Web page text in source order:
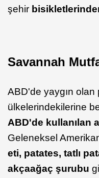
şehir
Savannah
ABD'de yaygın olan
ülkelerindekilerine
ABD'de kullanılan
Geleneksel
eti, patates, tatlı
akçaağaç şurubu